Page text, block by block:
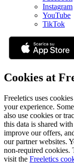
Instagram
YouTube
TikTok
Cookies at
Freeletics uses
your experience.
also use cookies or
this data is shared
improve our offers,
our partner websites.
non-required cookies.
visit the Freeletics